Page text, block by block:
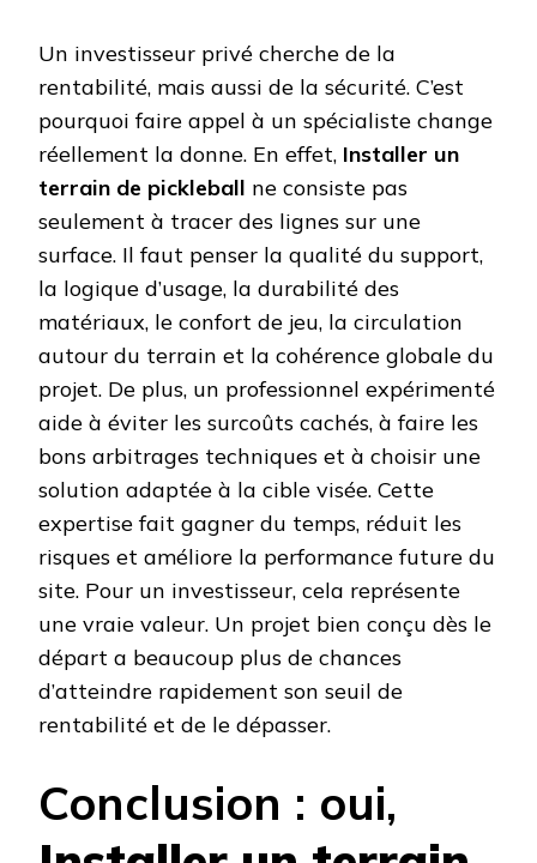
Un investisseur privé cherche de la
rentabilité, mais aussi de la sécurité. C’est
pourquoi faire appel à un spécialiste change
réellement la donne. En effet, Installer un
terrain de pickleball ne consiste pas
seulement à tracer des lignes sur une
surface. Il faut penser la qualité du support,
la logique d’usage, la durabilité des
matériaux, le confort de jeu, la circulation
autour du terrain et la cohérence globale du
projet. De plus, un professionnel expérimenté
aide à éviter les surcoûts cachés, à faire les
bons arbitrages techniques et à choisir une
solution adaptée à la cible visée. Cette
expertise fait gagner du temps, réduit les
risques et améliore la performance future du
site. Pour un investisseur, cela représente
une vraie valeur. Un projet bien conçu dès le
départ a beaucoup plus de chances
d’atteindre rapidement son seuil de
rentabilité et de le dépasser.
Conclusion : oui,